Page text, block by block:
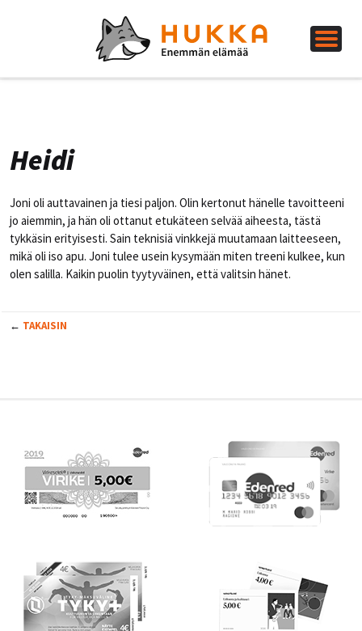
Heidi
Joni oli auttavainen ja tiesi paljon. Olin kertonut hänelle tavoitteeni
jo aiemmin, ja hän oli ottanut etukäteen selvää aiheesta, tästä
tykkäsin erityisesti. Sain teknisiä vinkkejä muutamaan laitteeseen,
mikä oli iso apu. Joni tulee usein kysymään miten treeni kulkee, kun
olen salilla. Kaikin puolin tyytyväinen, että valitsin hänet.
← TAKAISIN